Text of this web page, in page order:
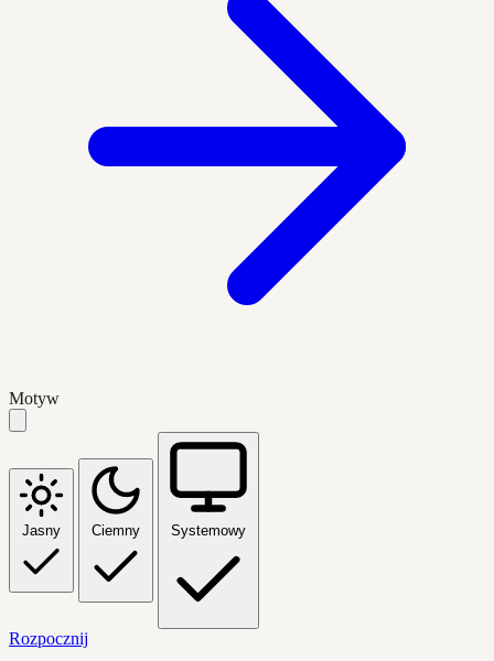
Motyw
Jasny Ciemny Systemowy
Rozpocznij